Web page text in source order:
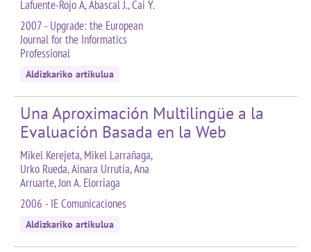
Lafuente-Rojo A, Abascal J., Cai Y.
2007 - Upgrade: the European
Journal for the Informatics
Professional
Aldizkariko artikulua
Una Aproximación Multilingüe a la
Evaluación Basada en la Web
Mikel Kerejeta, Mikel Larrañaga,
Urko Rueda, Ainara Urrutia, Ana
Arruarte, Jon A. Elorriaga
2006 - IE Comunicaciones
Aldizkariko artikulua